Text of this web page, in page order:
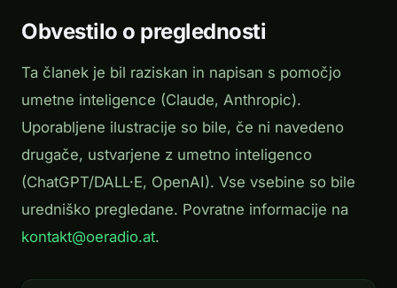
Obvestilo o preglednosti
Ta članek je bil raziskan in napisan s pomočjo
umetne inteligence (Claude, Anthropic).
Uporabljene ilustracije so bile, če ni navedeno
drugače, ustvarjene z umetno inteligenco
(ChatGPT/DALL·E, OpenAI). Vse vsebine so bile
uredniško pregledane. Povratne informacije na
kontakt@oeradio.at.